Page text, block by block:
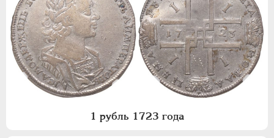
1 рубль 1723 года